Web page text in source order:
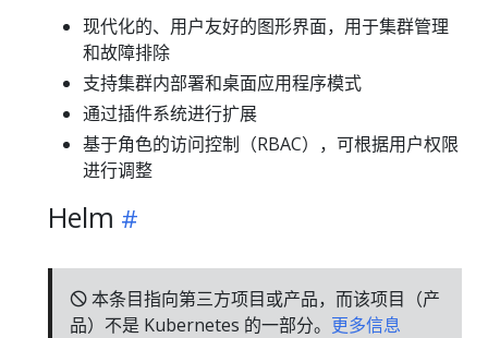
现代化的、用户友好的图形界面，用于集群管理
和故障排除
支持集群内部署和桌面应用程序模式
通过插件系统进行扩展
基于角色的访问控制（RBAC），可根据用户权限
进行调整
Helm
🛇 本条目指向第三方项目或产品，而该项目（产
品）不是 Kubernetes 的一部分。 更多信息